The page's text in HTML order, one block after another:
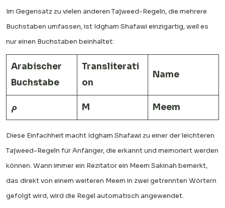
Im Gegensatz zu vielen anderen Tajweed-Regeln, die mehrere
Buchstaben umfassen, ist Idgham Shafawi einzigartig, weil es
nur einen Buchstaben beinhaltet:
Arabischer
Buchstabe
Transliterati
on
Name
م M Meem
Diese Einfachheit macht Idgham Shafawi zu einer der leichteren
Tajweed-Regeln für Anfänger, die erkannt und memoriert werden
können. Wann immer ein Rezitator ein Meem Sakinah bemerkt,
das direkt von einem weiteren Meem in zwei getrennten Wörtern
gefolgt wird, wird die Regel automatisch angewendet.